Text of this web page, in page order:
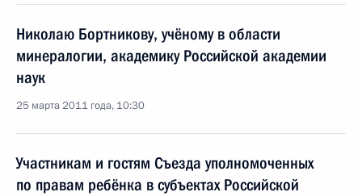
Николаю Бортникову, учёному в области
минералогии, академику Российской академии
наук
25 марта 2011 года, 10:30
Участникам и гостям Съезда уполномоченных
по правам ребёнка в субъектах Российской